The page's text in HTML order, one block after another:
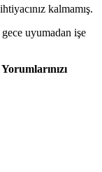
kalmamış.
uyumadan işe